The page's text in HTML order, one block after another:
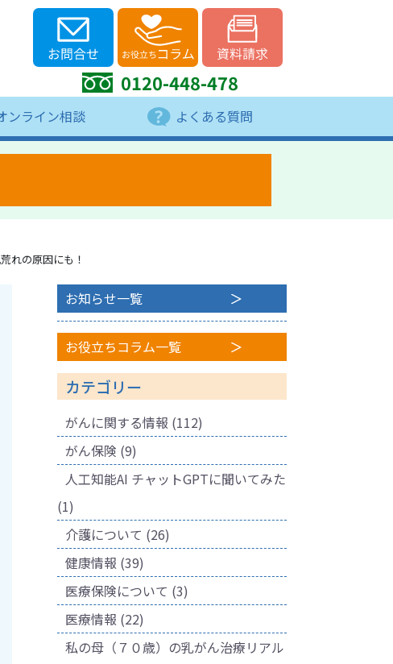
0120-448-478
ンライン相談 よくある質問
れの原因にも！
お知らせ一覧
お役立ちコラム一覧
カテゴリー
がんに関する情報 (112)
がん保険 (9)
人工知能AI チャットGPTに聞いてみた
(1)
介護について (26)
健康情報 (39)
医療保険について (3)
医療情報 (22)
私の母（７０歳）の乳がん治療リアル